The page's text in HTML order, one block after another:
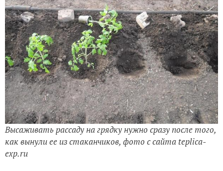
Высаживать рассаду на грядку нужно сразу после того,
как вынули ее из стаканчиков, фото с сайта teplica-
exp.ru